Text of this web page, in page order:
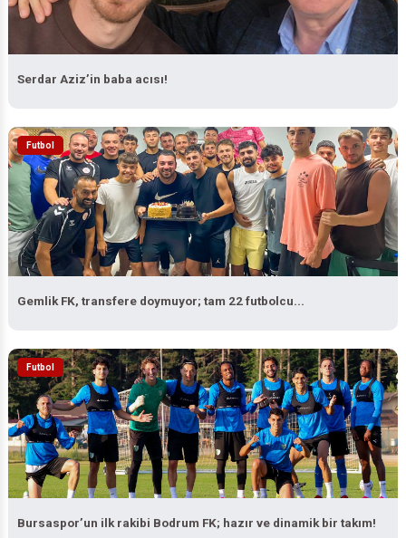
Serdar Aziz’in baba acısı!
Futbol
Gemlik FK, transfere doymuyor; tam 22 futbolcu...
Futbol
Bursaspor’un ilk rakibi Bodrum FK; hazır ve dinamik bir takım!